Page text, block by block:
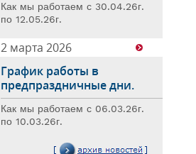
Как мы работаем с 30.04.26г.
по 12.05.26г.
2 марта 2026
График работы в
предпраздничные дни.
Как мы работаем с 06.03.26г.
по 10.03.26г.